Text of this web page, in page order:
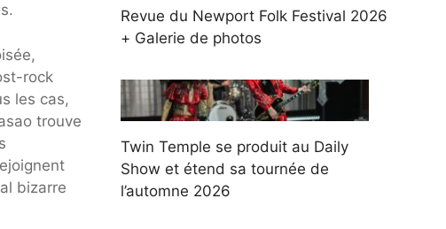
rock
les cas,
trouve
bizarre
Revue du Newport Folk Festival 2026
+ Galerie de photos
Twin Temple se produit au Daily
Show et étend sa tournée de
l’automne 2026